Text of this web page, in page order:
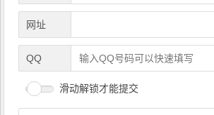
网址
QQ
滑动解锁才能提交